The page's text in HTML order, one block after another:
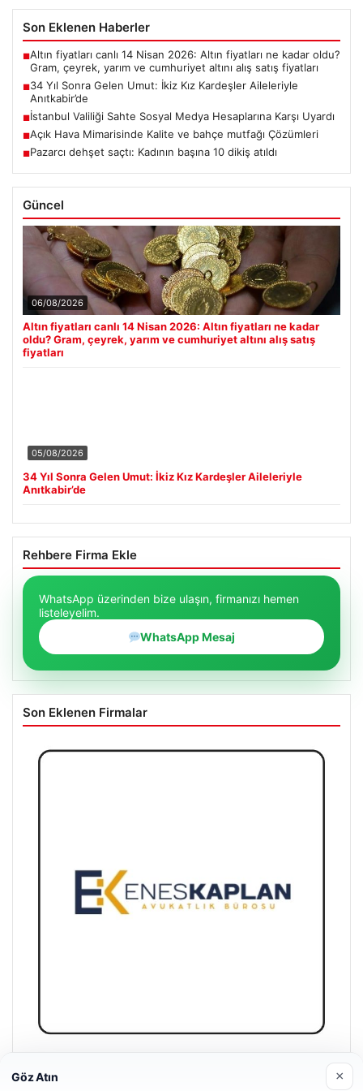
Son Eklenen Haberler
■Altın fiyatları canlı 14 Nisan 2026: Altın fiyatları ne kadar oldu?
Gram, çeyrek, yarım ve cumhuriyet altını alış satış fiyatları
■34 Yıl Sonra Gelen Umut: İkiz Kız Kardeşler Aileleriyle
Anıtkabir’de
■İstanbul Valiliği Sahte Sosyal Medya Hesaplarına Karşı Uyardı
■Açık Hava Mimarisinde Kalite ve bahçe mutfağı Çözümleri
■Pazarcı dehşet saçtı: Kadının başına 10 dikiş atıldı
Güncel
06/08/2026
Altın fiyatları canlı 14 Nisan 2026: Altın fiyatları ne kadar
oldu? Gram, çeyrek, yarım ve cumhuriyet altını alış satış
fiyatları
05/08/2026
34 Yıl Sonra Gelen Umut: İkiz Kız Kardeşler Aileleriyle
Anıtkabir’de
Rehbere Firma Ekle
WhatsApp üzerinden bize ulaşın, firmanızı hemen
listeleyelim.
WhatsApp Mesaj
Son Eklenen Firmalar
Enes Kaplan Avukatlık Bürosu
Göz Atın ×